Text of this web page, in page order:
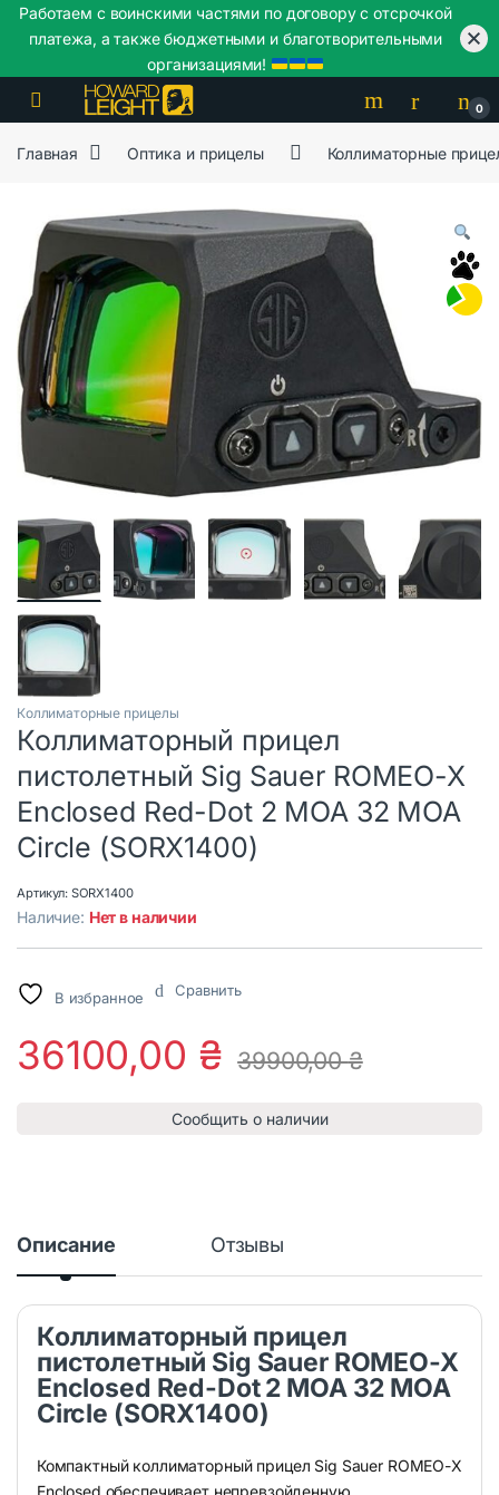
Skip to navigation
Skip to content
0
Главная Оптика и прицелы Коллиматорные
Коллиматорные прицелы
Коллиматорный прицел
пистолетный Sig Sauer ROMEO-X
Enclosed Red-Dot 2 MOA 32 MOA
Circle (SORX1400)
Артикул: SORX1400
Наличие: Нет в наличии
В избранное Сравнить
36100,00 ₴ 39900,00₴
Сообщить о наличии
Описание Отзывы
Коллиматорный прицел
пистолетный Sig Sauer ROMEO-X
Enclosed Red-Dot 2 MOA 32 MOA
Circle (SORX1400)
Компактный коллиматорный прицел Sig Sauer ROMEO-X
Enclosed обеспечивает непревзойденную
Работаем с воинскими частями по договору с отсрочкой
платежа, а также бюджетными и благотворительными
организациями!